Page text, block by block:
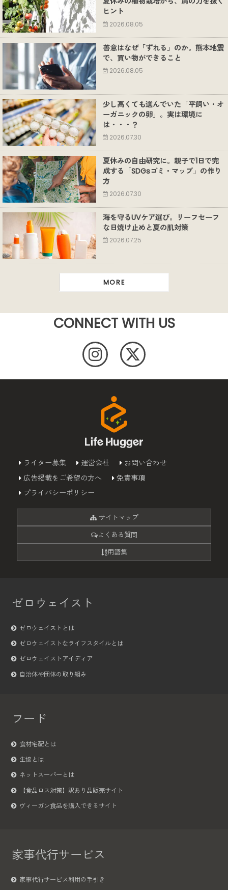
ヒント
2026.08.05
善意はなぜ「ずれる」のか。熊本地震
で、買い物ができること
2026.08.05
少し高くても選んでいた「平飼い・オ
ーガニックの卵」。実は環境に
は・・・？
2026.07.30
夏休みの自由研究に。親子で1日で完
成する「SDGsゴミ・マップ」の作り
方
2026.07.30
海を守るUVケア選び。リーフセーフ
な日焼け止めと夏の肌対策
2026.07.25
MORE
CONNECT WITH US
ライター募集 運営会社
お問い合わせ
広告掲載をご希望の方へ
免責事項
プライバシーポリシー
サイトマップ
よくある質問
用語集
ゼロウェイスト
ゼロウェイストとは
ゼロウェイストなライフスタイルとは
ゼロウェイストアイディア
自治体や団体の取り組み
フード
食材宅配とは
生協とは
ネットスーパーとは
【食品ロス対策】訳あり品販売サイト
ヴィーガン食品を購入できるサイト
家事代行サービス
家事代行サービス利用の手引き